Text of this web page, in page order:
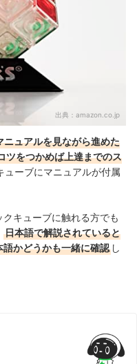
出典： amazon.co.jp
ニュアルを見ながら進めた
ツをつかめば上達までのス
ューブにマニュアルが付属
キューブに触れる方でも
日本語で解説されていると
かどうかも一緒に確認 し